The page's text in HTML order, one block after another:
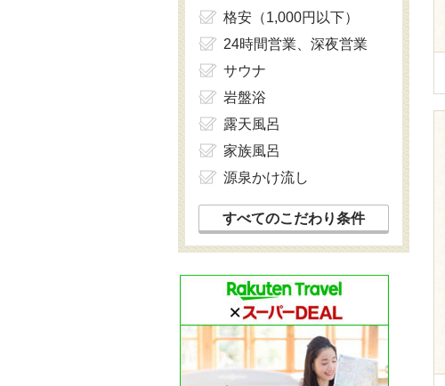
格安（1,000円以下）
24時間営業、深夜営業
サウナ
岩盤浴
露天風呂
家族風呂
源泉かけ流し
すべてのこだわり条件